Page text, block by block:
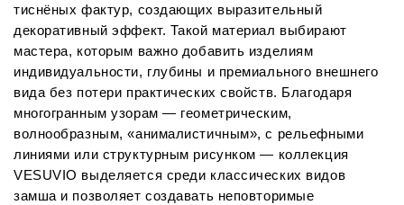
тиснёных фактур, создающих выразительный
декоративный эффект. Такой материал выбирают
мастера, которым важно добавить изделиям
индивидуальности, глубины и премиального внешнего
вида без потери практических свойств. Благодаря
многогранным узорам — геометрическим,
волнообразным, «анималистичным», с рельефными
линиями или структурным рисунком — коллекция
VESUVIO выделяется среди классических видов
замша и позволяет создавать неповторимые